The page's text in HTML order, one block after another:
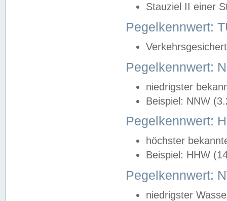
Stauziel II einer
Pegelkennwert:
Pegelkennwert:
niedrigster
Beispiel: NNW
Pegelkennwert:
höchster
Beispiel: HHW
Pegelkennwert:
niedrigster